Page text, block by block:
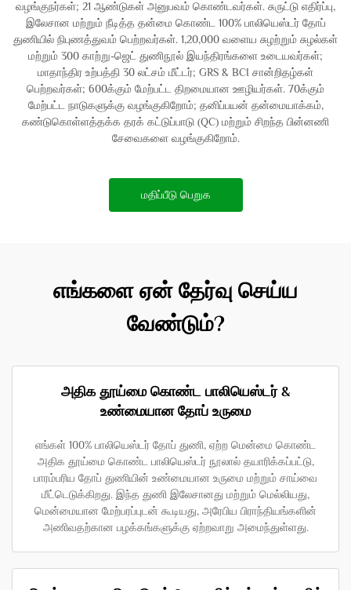
வழங்குநர்கள்; 21 ஆண்டுகள் அனுபவம் கொண்டவர்கள். சுருட்டு எதிர்ப்பு,
இலேசான மற்றும் நீடித்த தன்மை கொண்ட 100% பாலியெஸ்டர் தோப்
துணியில் நிபுணத்துவம் பெற்றவர்கள். 1,20,000 வளைய சுழற்றும் சுழல்கள்
மற்றும் 300 காற்று-ஜெட் துணிநூல் இயந்திரங்களை உடையவர்கள்;
மாதாந்திர உற்பத்தி 30 லட்சம் மீட்டர்; GRS & BCI சான்றிதழ்கள்
பெற்றவர்கள்; 600க்கும் மேற்பட்ட திறமையான ஊழியர்கள். 70க்கும்
மேற்பட்ட நாடுகளுக்கு வழங்குகிறோம்; தனிப்பயன் தன்மையாக்கம்,
கண்டுகொள்ளத்தக்க தரக் கட்டுப்பாடு (QC) மற்றும் சிறந்த பின்னணி
சேவைகளை வழங்குகிறோம்.
மதிப்பீடு பெறுக
எங்களை ஏன் தேர்வு செய்ய
வேண்டும்?
அதிக தூய்மை கொண்ட பாலியெஸ்டர் &
உண்மையான தோப் உருமை
எங்கள் 100% பாலியெஸ்டர் தோப் துணி, ஏற்ற மென்மை கொண்ட
அதிக தூய்மை கொண்ட பாலியெஸ்டர் நூலால் தயாரிக்கப்பட்டு,
பாரம்பரிய தோப் துணியின் உண்மையான உருமை மற்றும் சாய்வை
மீட்டெடுக்கிறது. இந்த துணி இலேசானது மற்றும் மெல்லியது,
மென்மையான மேற்பரப்புடன் கூடியது, அரேபிய பிராந்தியங்களின்
அணிவதற்கான பழக்கங்களுக்கு ஏற்றவாறு அமைந்துள்ளது.